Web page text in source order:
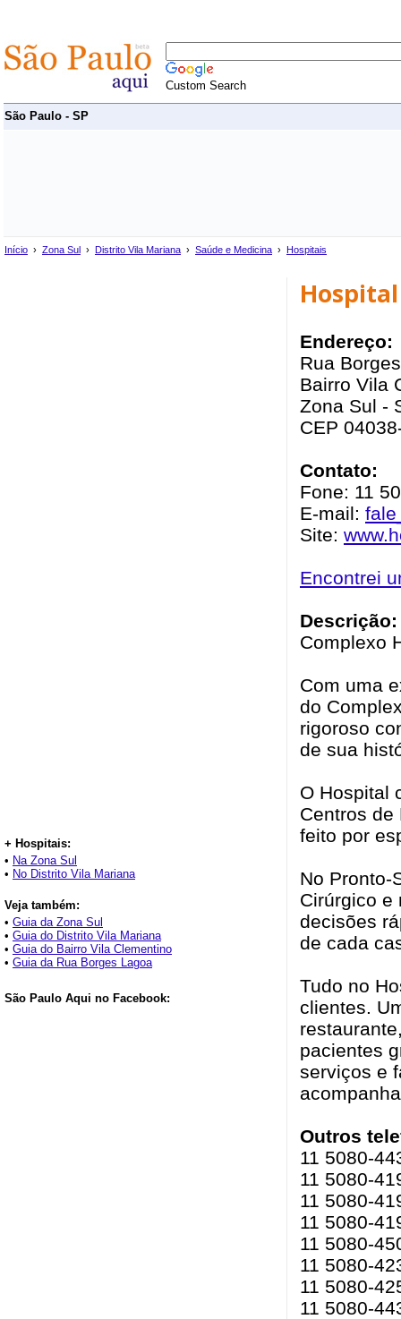
Custom Search
São Paulo - SP
Início › Zona Sul › Distrito Vila Mariana › Saúde e Medicina › Hospitais
+ Hospitais:
• Na Zona Sul
• No Distrito Vila Mariana
Veja também:
• Guia da Zona Sul
• Guia do Distrito Vila Mariana
• Guia do Bairro Vila Clementino
• Guia da Rua Borges Lagoa
São Paulo Aqui no Facebook:
Endereço:
Rua
Bairro Vila
Zona Sul -
CEP
Contato:
Fone: 11
E-mail:
Site:
Encontrei
Descrição:
Complexo
Com uma
do
rigoroso
de sua
O Hospital
Centros de
feito por
No Pronto-
Cirúrgico e
decisões
de cada
Tudo no
clientes.
pacientes
serviços e
Outros
11 5080-
11 5080-
11 5080-
11 5080-
11 5080-
11 5080-
11 5080-
11 5080-